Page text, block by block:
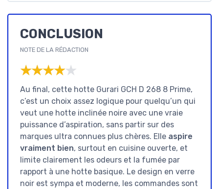
CONCLUSION
NOTE DE LA RÉDACTION
★★★★★
★★★★★
Au final, cette hotte Gurari GCH D 268 8 Prime,
c’est un choix assez logique pour quelqu’un qui
veut une hotte inclinée noire avec une vraie
puissance d’aspiration, sans partir sur des
marques ultra connues plus chères. Elle aspire
vraiment bien, surtout en cuisine ouverte, et
limite clairement les odeurs et la fumée par
rapport à une hotte basique. Le design en verre
noir est sympa et moderne, les commandes sont